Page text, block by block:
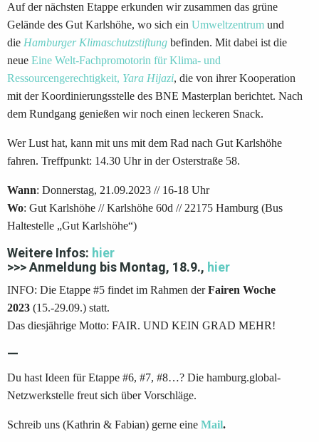
Auf der nächsten Etappe erkunden wir zusammen das grüne
Gelände des Gut Karlshöhe, wo sich ein Umweltzentrum und
die Hamburger Klimaschutzstiftung befinden. Mit dabei ist die
neue Eine Welt-Fachpromotorin für Klima- und
Ressourcengerechtigkeit, Yara Hijazi, die von ihrer Kooperation
mit der Koordinierungsstelle des BNE Masterplan berichtet. Nach
dem Rundgang genießen wir noch einen leckeren Snack.
Wer Lust hat, kann mit uns mit dem Rad nach Gut Karlshöhe
fahren. Treffpunkt: 14.30 Uhr in der Osterstraße 58.
Wann: Donnerstag, 21.09.2023 // 16-18 Uhr
Wo: Gut Karlshöhe // Karlshöhe 60d // 22175 Hamburg (Bus
Haltestelle „Gut Karlshöhe“)
Weitere Infos: hier
>>> Anmeldung bis Montag, 18.9., hier
INFO: Die Etappe #5 findet im Rahmen derFairen Woche
2023 (15.-29.09.) statt.
Das diesjährige Motto: FAIR. UND KEIN GRAD MEHR!
—
Du hast Ideen für Etappe #6, #7, #8…? Die hamburg.global-
Netzwerkstelle freut sich über Vorschläge.
Schreib uns (Kathrin & Fabian) gerne eine Mail.